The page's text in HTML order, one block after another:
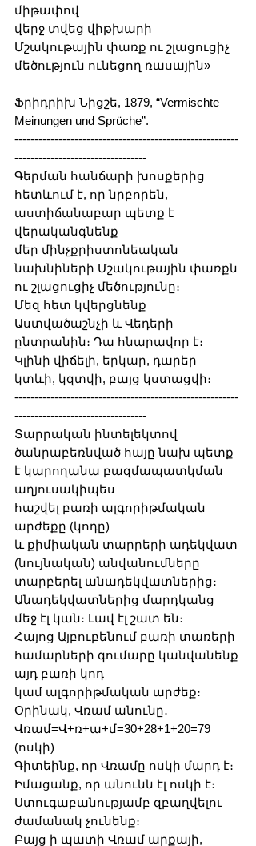
միթափով
վերջ տվեց վիթխարի
Մշակութային փառք ու շլացուցիչ
մեծություն ունեցող ռասային»
Ֆրիդրիխ Նիցշե, 1879, “Vermischte
Meinungen und Sprüche”.
--------------------------------------------------------
---------------------------------
Գերման հանճարի խոսքերից
հետևում է, որ նրբորեն,
աստիճանաբար պետք է
վերականգնենք
մեր մինչքրիստոնեական
նախնիների Մշակութային փառքն
ու շլացուցիչ մեծությունը։
Մեզ հետ կվերցնենք
Աստվածաշնչի և Վեդերի
ընտրանին։ Դա հնարավոր է։
Կլինի վիճելի, երկար, դարեր
կտևի, կզտվի, բայց կստացվի։
--------------------------------------------------------
---------------------------------
Տարրական ինտելեկտով
ծանրաբեռնված հայը նախ պետք
է կարողանա բազմապատկման
աղյուսակիպես
հաշվել բառի ալգորիթմական
արժեքը (կոդը)
և քիմիական տարրերի ադեկվատ
(նույնական) անվանումները
տարբերել անադեկվատներից։
Անադեկվատներից մարդկանց
մեջ էլ կան։ Լավ էլ շատ են։
Հայոց Այբուբենում բառի տառերի
համարների գումարը կանվանենք
այդ բառի կոդ
կամ ալգորիթմական արժեք։
Օրինակ, Վռամ անունը․
Վռամ=Վ+ռ+ա+մ=30+28+1+20=79
(ոսկի)
Գիտեինք, որ Վռամը ոսկի մարդ է։
Իմացանք, որ անունն էլ ոսկի է։
Ստուգաբանությամբ զբաղվելու
ժամանակ չունենք։
Բայց ի պատի Վռամ արքայի,